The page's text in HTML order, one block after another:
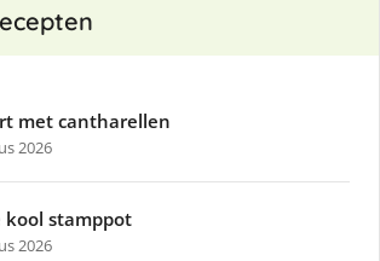
met cantharellen
2026
kool stamppot
2026